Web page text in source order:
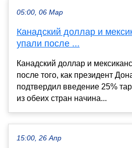
05:00, 06 Мар
Канадский доллар и
упали после ...
Канадский доллар и
после того, как президент
подтвердил введение 25%
из обеих стран начина...
15:00, 26 Апр